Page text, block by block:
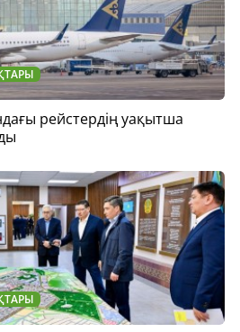
рейстердің уақытша